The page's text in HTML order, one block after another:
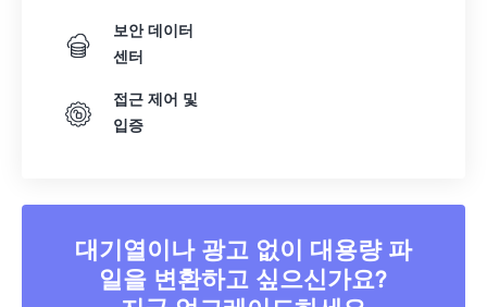
보안 데이터
센터
접근 제어 및
입증
대기열이나 광고 없이 대용량 파
일을 변환하고 싶으신가요?